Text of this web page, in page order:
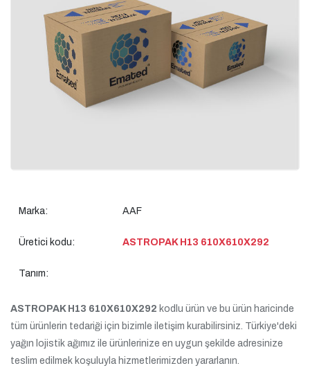
Marka: AAF
Üretici kodu: ASTROPAK H13 610X610X292
Tanım:
ASTROPAK H13 610X610X292 kodlu ürün ve bu ürün haricinde
tüm ürünlerin tedariği için bizimle iletişim kurabilirsiniz. Türkiye'deki
yağın lojistik ağımız ile ürünlerinize en uygun şekilde adresinize
teslim edilmek koşuluyla hizmetlerimizden yararlanın.